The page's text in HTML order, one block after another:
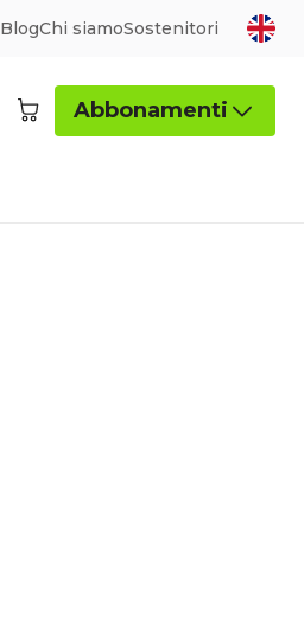
BlogChi siamoSostenitori
Abbonamenti